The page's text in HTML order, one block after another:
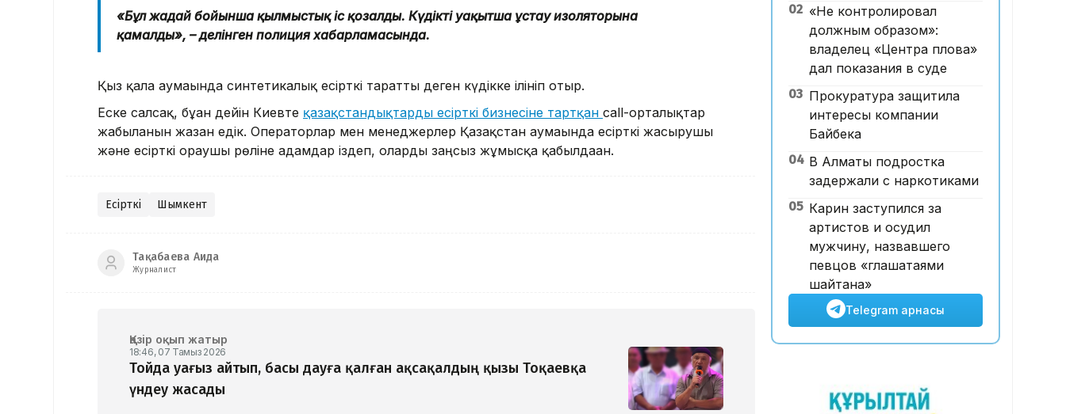
«Бұл жағдай бойынша қылмыстық іс қозғалды. Күдікті уақытша ұстау изоляторына
қамалды», – делінген полиция хабарламасында.
Қыз қала аумағында синтетикалық есірткі таратты деген күдікке ілініп отыр.
Еске салсақ, бұған дейін Киевте қазақстандықтарды есірткі бизнесіне тартқан call-орталықтар
жабылғанын жазған едік. Операторлар мен менеджерлер Қазақстан аумағында есірткі жасырушы
және есірткі ораушы рөліне адамдар іздеп, оларды заңсыз жұмысқа қабылдаған.
Есірткі Шымкент
Тақабаева Аида
Журналист
Қазір оқып жатыр
18:46, 07 Тамыз 2026
Тойда уағыз айтып, басы дауға қалған ақсақалдың қызы Тоқаевқа
үндеу жасады
қатысты іс сотқа жолданды
12:59, 07 Тамыз 2026
Абай облысы аумағындағы
орманды өрттен қорғауға 3
млрд теңгеден астам қаржы
бөлінді
12:00, 07 Тамыз 2026
Грекия мен Арменияның
бұрынғы бас бапкері басқаруы
мүмкін
02 «Не контролировал
должным образом»:
владелец «Центра плова»
дал показания в суде
03 Прокуратура защитила
интересы компании
Байбека
04 В Алматы подростка
задержали с наркотиками
05 Карин заступился за
артистов и осудил
мужчину, назвавшего
певцов «глашатаями
шайтана»
Telegram арнасы